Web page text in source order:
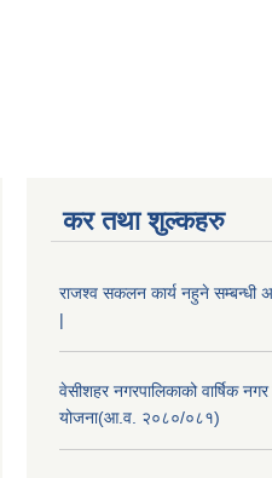
कर तथा शुल्कहरु
राजश्व सकलन कार्य नहुने सम्बन्धी
|
वेसीशहर नगरपालिकाको वार्षिक
योजना(आ.व. २०८०/०८१)